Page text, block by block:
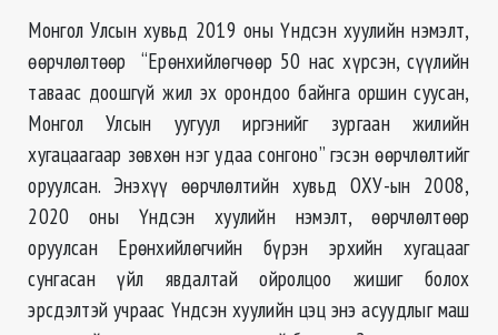
Монгол Улсын хувьд 2019 оны Үндсэн хуулийн нэмэлт,
өөрчлөлтөөр “Ерөнхийлөгчөөр 50 нас хүрсэн, сүүлийн
таваас доошгүй жил эх орондоо байнга оршин суусан,
Монгол Улсын уугуул иргэнийг зургаан жилийн
хугацаагаар зөвхөн нэг удаа сонгоно” гэсэн өөрчлөлтийг
оруулсан. Энэхүү өөрчлөлтийн хувьд ОХУ-ын 2008,
2020 оны Үндсэн хуулийн нэмэлт, өөрчлөлтөөр
оруулсан Ерөнхийлөгчийн бүрэн эрхийн хугацааг
сунгасан үйл явдалтай ойролцоо жишиг болох
эрсдэлтэй учраас Үндсэн хуулийн цэц энэ асуудлыг маш